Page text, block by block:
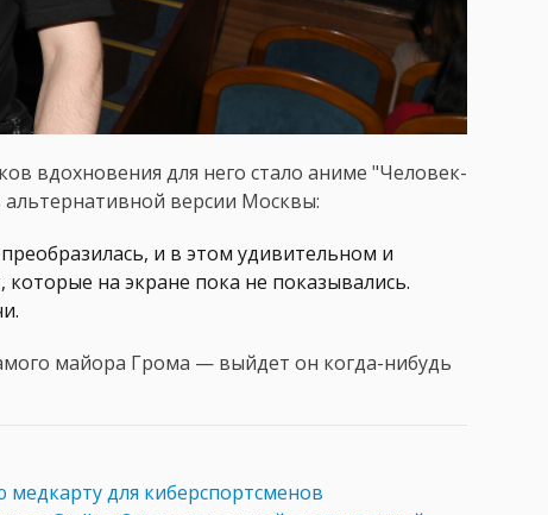
вдохновения для него стало аниме "Человек-
альтернативной версии Москвы:
и в этом удивительном и
на экране пока не показывались.
майора Грома — выйдет он когда-нибудь
для киберспортсменов